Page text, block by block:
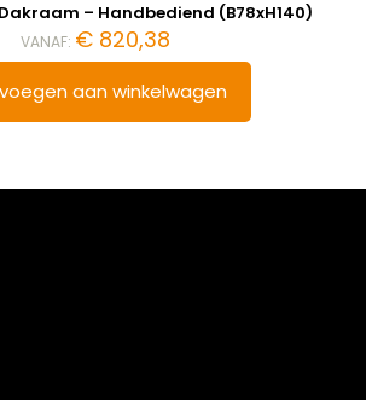
– Handbediend (B78xH140)
VANAF: € 820,38
aan winkelwagen